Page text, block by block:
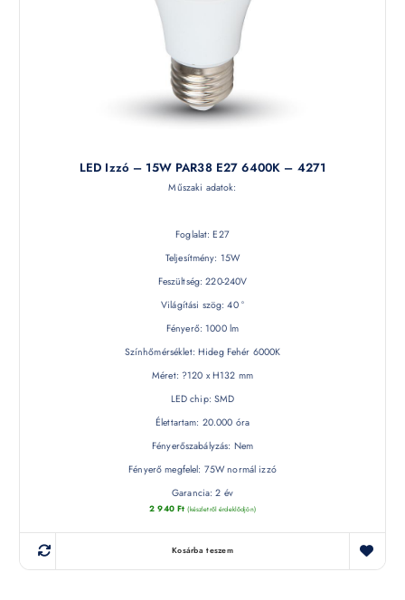
LED Izzó – 15W PAR38 E27 6400K – 4271
Műszaki adatok:
Foglalat: E27
Teljesítmény: 15W
Feszültség: 220-240V
Világítási szög: 40 °
Fényerő: 1000 lm
Színhőmérséklet: Hideg Fehér 6000K
Méret: ?120 x H132 mm
LED chip: SMD
Élettartam: 20.000 óra
Fényerőszabályzás: Nem
Fényerő megfelel: 75W normál izzó
Garancia: 2 év
2 940 Ft (készletről érdeklődjön)
Kosárba teszem